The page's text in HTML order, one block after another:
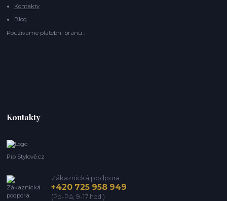
Kontakty
Blog
Používáme platební bránu :
Kontakty
Pip Stylově.cz
Zákaznická podpora
+420 725 958 949
(Po-Pá, 9-17 hod.)